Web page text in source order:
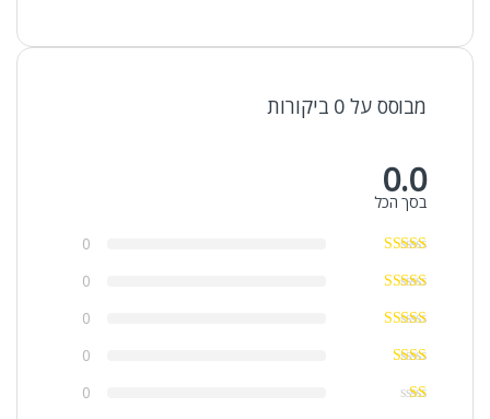
מבוסס על 0 ביקורות
0.0
בסך הכל
0
0
0
0
0